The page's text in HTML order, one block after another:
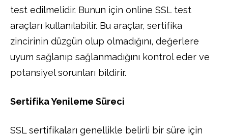
test edilmelidir. Bunun için online SSL test
araçları kullanılabilir. Bu araçlar, sertifika
zincirinin düzgün olup olmadığını, değerlere
uyum sağlanıp sağlanmadığını kontrol eder ve
potansiyel sorunları bildirir.
Sertifika Yenileme Süreci
SSL sertifikaları genellikle belirli bir süre için